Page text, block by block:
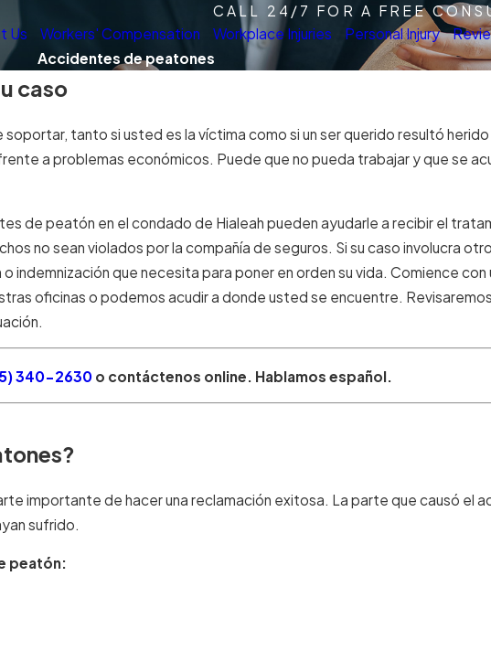
CALL 24/7 FOR A FREE
Us Workers' Compensation Workplace Injuries Personal Injury
Accidentes de peatones
caso
tanto si usted es la víctima como si un ser querido resultó herido
a problemas económicos. Puede que no pueda trabajar y que se
de peatón en el condado de Hialeah pueden ayudarle a recibir el
no sean violados por la compañía de seguros. Si su caso involucra
indemnización que necesita para poner en orden su vida. Comience
oficinas o podemos acudir a donde usted se encuentre.
340-2630 o contáctenos online. Hablamos español.
importante de hacer una reclamación exitosa. La parte que causó el
sufrido.
peatón: